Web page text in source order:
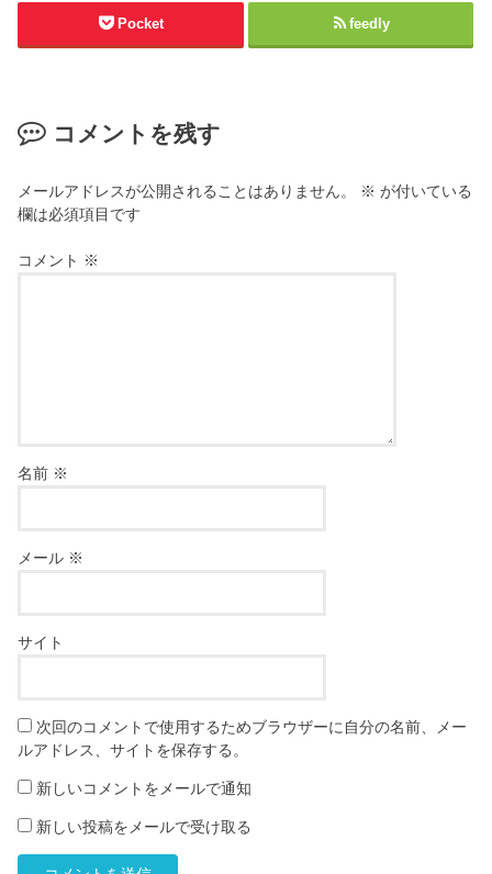
Pocket feedly
コメントを残す
メールアドレスが公開されることはありません。 ※ が付いている
欄は必須項目です
コメント ※
名前 ※
メール ※
サイト
次回のコメントで使用するためブラウザーに自分の名前、メー
ルアドレス、サイトを保存する。
新しいコメントをメールで通知
新しい投稿をメールで受け取る